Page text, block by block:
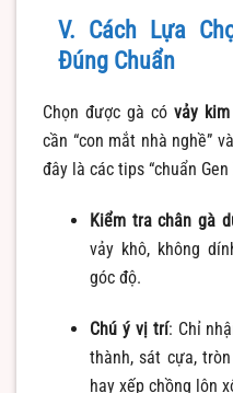
V. Cách Lựa
Đúng Chuẩn
Chọn được gà có vảy
cần “con mắt nhà nghề”
đây là các tips “chuẩn Gen
Kiểm tra chân gà
vảy khô, không
góc độ.
Chú ý vị trí: Chỉ
thành, sát cựa,
hay xếp chồng lộn